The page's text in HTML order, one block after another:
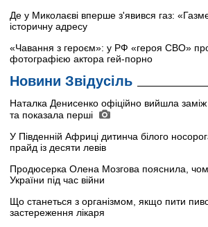
Де у Миколаєві вперше з'явився газ:
історичну адресу
«Чавання з героєм»: у РФ «героя СВО»
фотографією актора гей-порно
Новини Звідусіль
Наталка Денисенко офіційно вийшла
та показала перші
У Південній Африці дитинча білого
прайд із десяти левів
Продюсерка Олена Мозгова пояснила,
України під час війни
Що станеться з організмом, якщо пити
застереження лікаря